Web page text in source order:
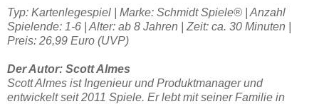
Typ: Kartenlegespiel | Marke: Schmidt Spiele® | Anzahl
Spielende: 1-6 | Alter: ab 8 Jahren | Zeit: ca. 30 Minuten |
Preis: 26,99 Euro (UVP)
Der Autor: Scott Almes
Scott Almes ist Ingenieur und Produktmanager und
entwickelt seit 2011 Spiele. Er lebt mit seiner Familie in